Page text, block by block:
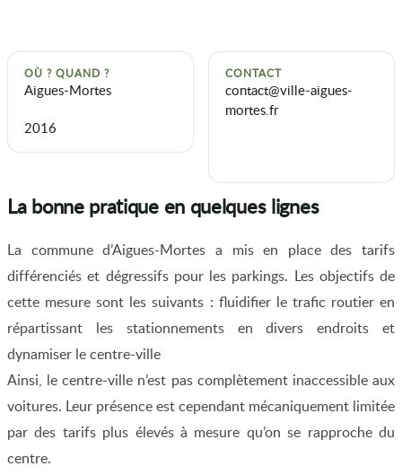
OÙ ? QUAND ?
Aigues-Mortes
2016
CONTACT
contact@ville-aigues-
mortes.fr
La bonne pratique en quelques lignes
La commune d’Aigues-Mortes a mis en place des tarifs
différenciés et dégressifs pour les parkings. Les objectifs de
cette mesure sont les suivants : fluidifier le trafic routier en
répartissant les stationnements en divers endroits et
dynamiser le centre-ville
Ainsi, le centre-ville n’est pas complètement inaccessible aux
voitures. Leur présence est cependant mécaniquement limitée
par des tarifs plus élevés à mesure qu’on se rapproche du
centre.